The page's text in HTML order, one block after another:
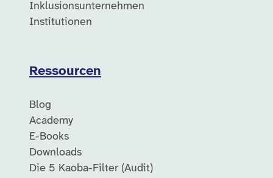
Inklusionsunternehmen
Institutionen
Ressourcen
Blog
Academy
E-Books
Downloads
Die 5 Kaoba-Filter (Audit)